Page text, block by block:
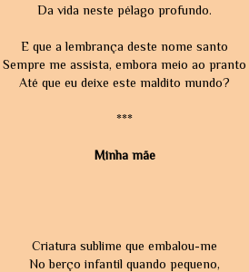
Da vida neste pélago profundo.
E que a lembrança deste nome santo
Sempre me assista, embora meio ao pranto
Até que eu deixe este maldito mundo?
***
Minha mãe
Criatura sublime que embalou-me
No berço infantil quando pequeno,